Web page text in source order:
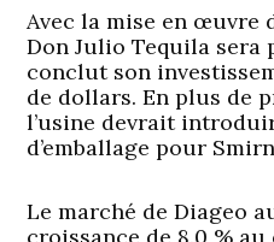
Avec la mise en œuvre
Don Julio Tequila sera
conclut son
de dollars. En plus de
l’usine devrait
d’emballage pour
Le marché de Diageo